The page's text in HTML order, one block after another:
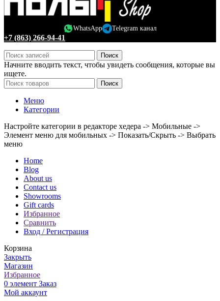
WhatsApp Telegram канал
+7 (863) 266-94-41
Поиск
Начните вводить текст, чтобы увидеть сообщения, которые вы
ищете.
Поиск
Меню
Категории
Настройте категории в редакторе хедера -> Мобильные ->
Элемент меню для мобильных -> Показать/Скрыть -> Выбрать
меню
Home
Blog
About us
Contact us
Showrooms
Gift cards
Избранное
Сравнить
Вход / Регистрация
Корзина
Закрыть
Магазин
Избранное
0 элемент Заказ
Мой аккаунт